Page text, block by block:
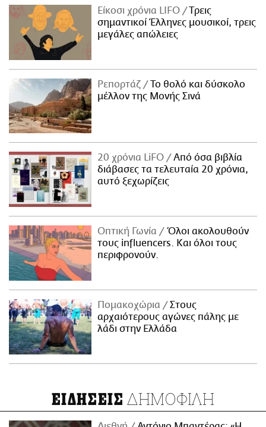
Είκοσι χρόνια LIFO
Tρεις
σημαντικοί Έλληνες μουσικοί, τρεις
μεγάλες απώλειες
Ρεπορτάζ
Το θολό και δύσκολο
μέλλον της Μονής Σινά
20 χρόνια LiFO
Από όσα βιβλία
διάβασες τα τελευταία 20 χρόνια,
αυτό ξεχωρίζεις
Οπτική Γωνία
Όλοι ακολουθούν
τους influencers. Και όλοι τους
περιφρονούν.
Πομακοχώρια
Στους
αρχαιότερους αγώνες πάλης με
λάδι στην Ελλάδα
ΕΙΔΗΣΕΙΣ ΔΗΜΟΦΙΛΗ